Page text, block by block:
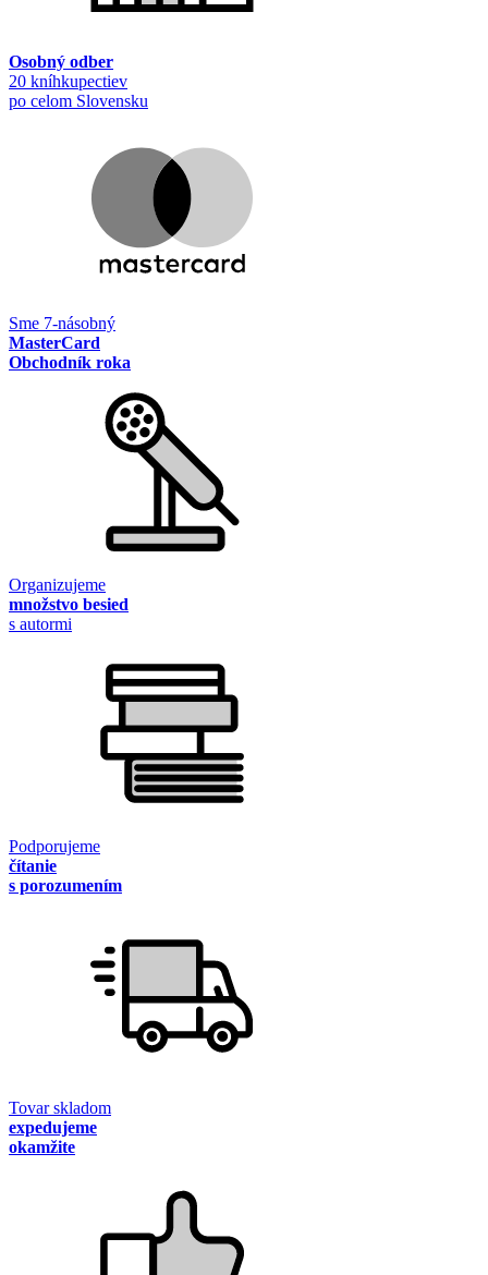
Osobný odber
20 kníhkupectiev
po celom Slovensku
Sme 7-násobný
MasterCard
Obchodník roka
Organizujeme
množstvo besied
s autormi
Podporujeme
čítanie
s porozumením
Tovar skladom
expedujeme
okamžite